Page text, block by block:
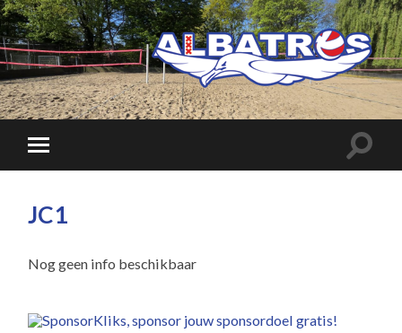
JC1
Nog geen info beschikbaar